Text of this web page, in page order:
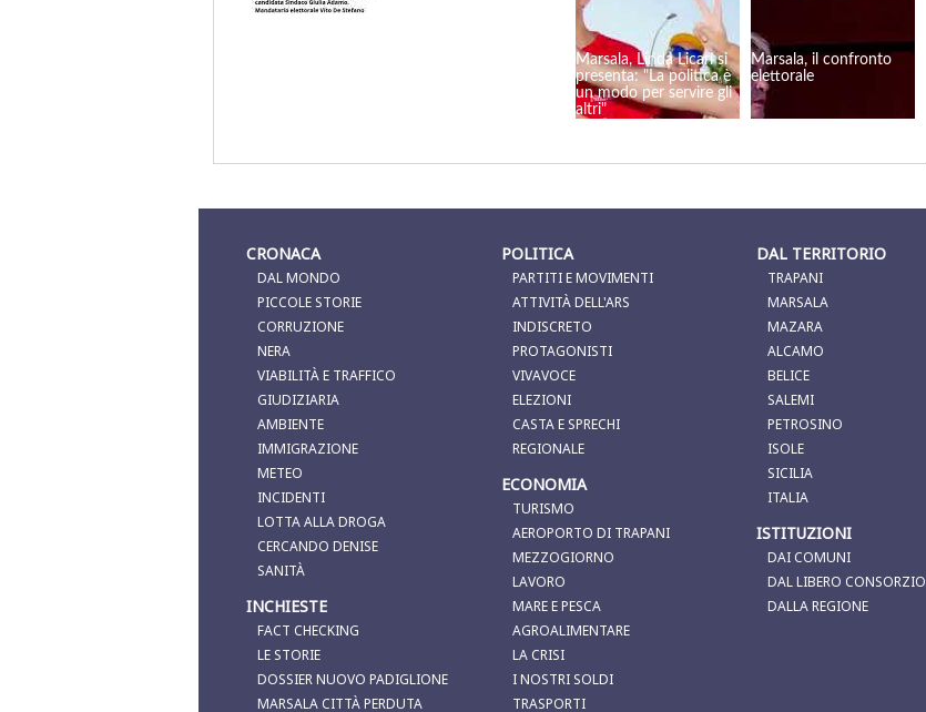
Marsala, Linda Licari si
presenta: "La politica è
un modo per servire gli
altri"
Marsala, il confronto
elettorale
CRONACA
DAL MONDO
PICCOLE STORIE
CORRUZIONE
NERA
VIABILITÀ E TRAFFICO
GIUDIZIARIA
AMBIENTE
IMMIGRAZIONE
METEO
INCIDENTI
LOTTA ALLA DROGA
CERCANDO DENISE
SANITÀ
INCHIESTE
FACT CHECKING
LE STORIE
DOSSIER NUOVO PADIGLIONE
MARSALA CITTÀ PERDUTA
POLITICA
PARTITI E MOVIMENTI
ATTIVITÀ DELL'ARS
INDISCRETO
PROTAGONISTI
VIVAVOCE
ELEZIONI
CASTA E SPRECHI
REGIONALE
ECONOMIA
TURISMO
AEROPORTO DI TRAPANI
MEZZOGIORNO
LAVORO
MARE E PESCA
AGROALIMENTARE
LA CRISI
I NOSTRI SOLDI
TRASPORTI
DAL TERRITORIO
TRAPANI
MARSALA
MAZARA
ALCAMO
BELICE
SALEMI
PETROSINO
ISOLE
SICILIA
ITALIA
ISTITUZIONI
DAI COMUNI
DAL LIBERO CONSORZIO
DALLA REGIONE